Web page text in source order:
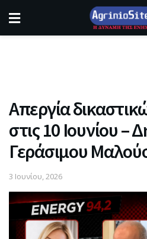
Aπεργία
στις 10 Ιουνίου –
Γεράσιμου
3 Ιουνίου, 2026